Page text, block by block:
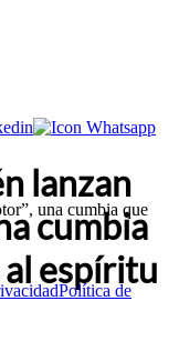
una cumbia que
Política de
lanzan
cumbia
espíritu